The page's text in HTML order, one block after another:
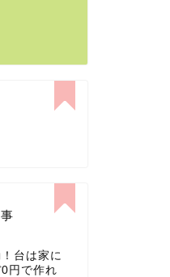
台は家に
円で作れ